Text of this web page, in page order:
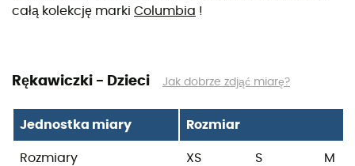
całą kolekcję marki Columbia !
Rękawiczki - Dzieci Jak dobrze zdjąć miarę?
Jednostka miary Rozmiar
Rozmiary XS S M